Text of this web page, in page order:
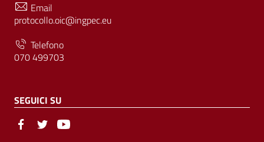
Email
protocollo.oic@ingpec.eu
Telefono
070 499703
SEGUICI SU